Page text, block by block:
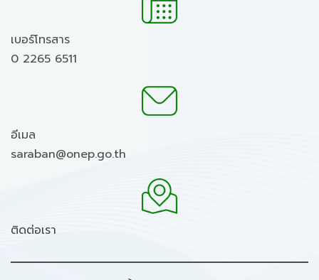
เบอร์โทรสาร
0 2265 6511
อีเมล
saraban@onep.go.th
ติดต่อเรา